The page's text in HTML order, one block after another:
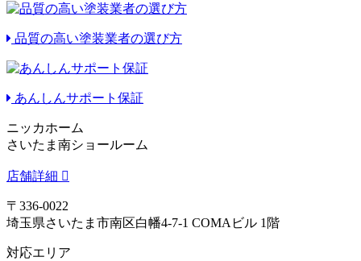
品質の高い塗装業者の選び方
あんしんサポート保証
ニッカホーム
さいたま南ショールーム
店舗詳細
〒336-0022
埼玉県さいたま市南区白幡4-7-1 COMAビル 1階
対応エリア